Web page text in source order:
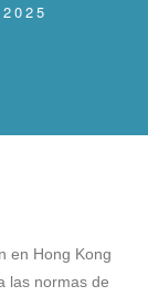
en Hong Kong
las normas de